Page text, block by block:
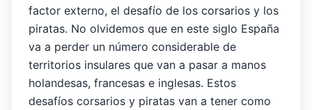
factor externo, el desafío de los corsarios y los
piratas. No olvidemos que en este siglo España
va a perder un número considerable de
territorios insulares que van a pasar a manos
holandesas, francesas e inglesas. Estos
desafíos corsarios y piratas van a tener como